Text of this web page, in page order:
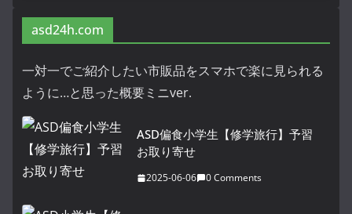
asd24h.com
一対一でご紹介したい市販品をスマホで楽に見られる
ように…と思った概要ミニver.
ASD偏食小学生【修学旅行】予習
お取り寄せ
2025-06-06 0 Comments